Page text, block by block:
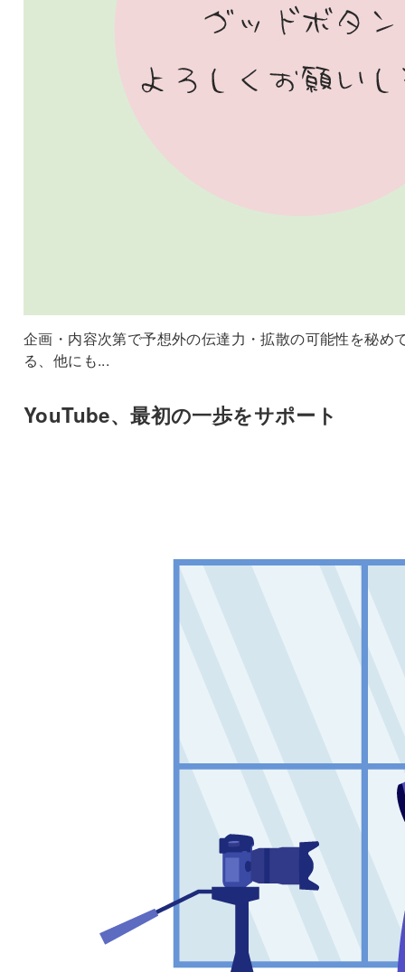
企画・内容次第で予想外の伝達力・拡散の可能性を秘め
る、他にも...
YouTube、最初の一歩をサポート